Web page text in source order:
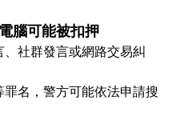
腦可能被扣押
社群發言或網路交易糾
名，警方可能依法申請搜